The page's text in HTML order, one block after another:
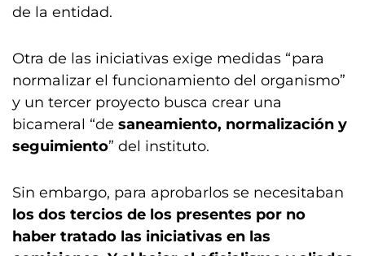
de la entidad.
Otra de las iniciativas exige medidas “para
normalizar el funcionamiento del organismo”
y un tercer proyecto busca crear una
bicameral “de saneamiento, normalización y
seguimiento” del instituto.
Sin embargo, para aprobarlos se necesitaban
los dos tercios de los presentes por no
haber tratado las iniciativas en las